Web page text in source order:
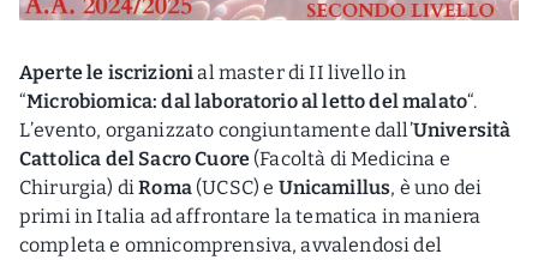
Aperte le iscrizioni al master di II livello in
“Microbiomica: dal laboratorio al letto del malato“.
L’evento, organizzato congiuntamente dall’Università
Cattolica del Sacro Cuore (Facoltà di Medicina e
Chirurgia) diRoma (UCSC) e Unicamillus, è uno dei
primi in Italia ad affrontare la tematica in maniera
completa e omnicomprensiva, avvalendosi del